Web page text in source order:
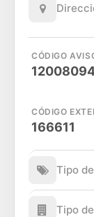
CÓDIGO
CÓDIGO
166611
Tipo
Tipo